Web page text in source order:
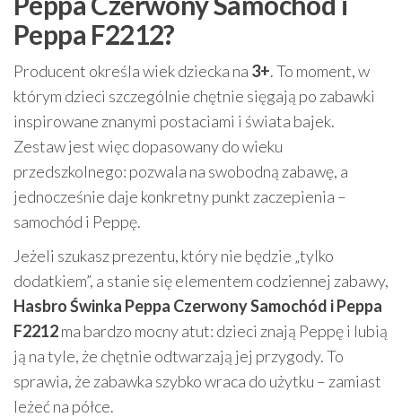
Peppa F2212?
Producent określa wiek dziecka na 3+. To moment, w
którym dzieci szczególnie chętnie sięgają po zabawki
inspirowane znanymi postaciami i świata bajek.
Zestaw jest więc dopasowany do wieku
przedszkolnego: pozwala na swobodną zabawę, a
jednocześnie daje konkretny punkt zaczepienia –
samochód i Peppę.
Jeżeli szukasz prezentu, który nie będzie „tylko
dodatkiem”, a stanie się elementem codziennej zabawy,
Hasbro Świnka Peppa Czerwony Samochód i Peppa
F2212ma bardzo mocny atut: dzieci znają Peppę i lubią
ją na tyle, że chętnie odtwarzają jej przygody. To
sprawia, że zabawka szybko wraca do użytku – zamiast
leżeć na półce.